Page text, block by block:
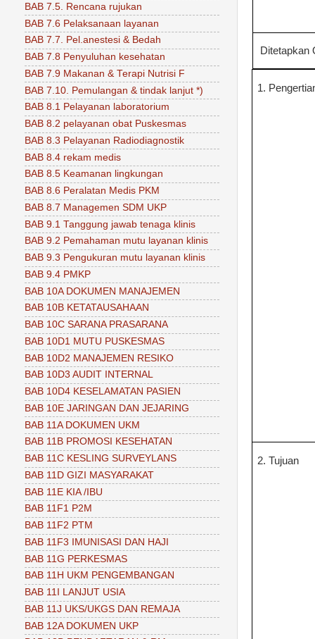
Ditetapkan
1.
2. Tujuan
BAB 7.5. Rencana rujukan
BAB 7.6 Pelaksanaan layanan
BAB 7.7. Pel.anestesi & Bedah
BAB 7.8 Penyuluhan kesehatan
BAB 7.9 Makanan & Terapi Nutrisi F
BAB 7.10. Pemulangan & tindak lanjut *)
BAB 8.1 Pelayanan laboratorium
BAB 8.2 pelayanan obat Puskesmas
BAB 8.3 Pelayanan Radiodiagnostik
BAB 8.4 rekam medis
BAB 8.5 Keamanan lingkungan
BAB 8.6 Peralatan Medis PKM
BAB 8.7 Managemen SDM UKP
BAB 9.1 Tanggung jawab tenaga klinis
BAB 9.2 Pemahaman mutu layanan klinis
BAB 9.3 Pengukuran mutu layanan klinis
BAB 9.4 PMKP
BAB 10A DOKUMEN MANAJEMEN
BAB 10B KETATAUSAHAAN
BAB 10C SARANA PRASARANA
BAB 10D1 MUTU PUSKESMAS
BAB 10D2 MANAJEMEN RESIKO
BAB 10D3 AUDIT INTERNAL
BAB 10D4 KESELAMATAN PASIEN
BAB 10E JARINGAN DAN JEJARING
BAB 11A DOKUMEN UKM
BAB 11B PROMOSI KESEHATAN
BAB 11C KESLING SURVEYLANS
BAB 11D GIZI MASYARAKAT
BAB 11E KIA /IBU
BAB 11F1 P2M
BAB 11F2 PTM
BAB 11F3 IMUNISASI DAN HAJI
BAB 11G PERKESMAS
BAB 11H UKM PENGEMBANGAN
BAB 11I LANJUT USIA
BAB 11J UKS/UKGS DAN REMAJA
BAB 12A DOKUMEN UKP